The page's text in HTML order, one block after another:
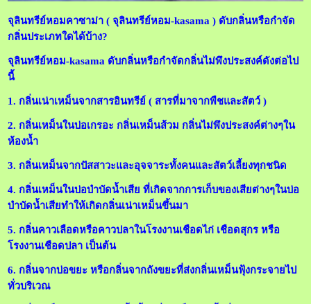
จุลินทรีย์หอมคาซาม่า ( จุลินทรีย์หอม-kasama ) ดับกลิ่นหรือกำจัด
กลิ่นประเภทใดได้บ้าง?
จุลินทรีย์หอม-kasama ดับกลิ่นหรือกำจัดกลิ่นไม่พึงประสงค์ดังต่อไป
นี้
1. กลิ่นเน่าเหม็นจากสารอินทรีย์ ( สารที่มาจากพืชและสัตว์ )
2. กลิ่นเหม็นในบ่อเกรอะ กลิ่นเหม็นส้วม กลิ่นไม่พึงประสงค์ต่างๆใน
ห้องน้ำ
3. กลิ่นเหม็นจากปัสสาวะและอุจจาระทั้งคนและสัตว์เลี้ยงทุกชนิด
4. กลิ่นเหม็นในบ่อบำบัดน้ำเสีย ที่เกิดจากการเก็บของเสียต่างๆในบ่อ
บำบัดน้ำเสียทำให้เกิดกลิ่นเน่าเหม็นขึ้นมา
5. กลิ่นคาวเลือดหรือคาวปลาในโรงงานเชือดไก่ เชือดสุกร หรือ
โรงงานเชือดปลา เป็นต้น
6. กลิ่นจากบ่อขยะ หรือกลิ่นจากถังขยะที่ส่งกลิ่นเหม็นฟุ้งกระจายไป
ทั่วบริเวณ